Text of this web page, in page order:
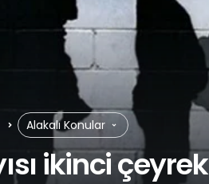
Alakalı Konular
ikinci